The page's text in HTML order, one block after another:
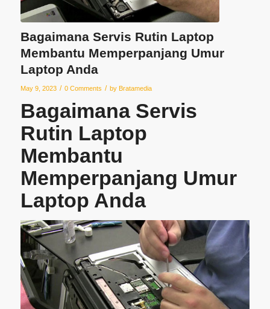
Bagaimana Servis Rutin Laptop
Membantu Memperpanjang Umur
Laptop Anda
May 9, 2023 / 0 Comments / by Bratamedia
Bagaimana Servis
Rutin Laptop
Membantu
Memperpanjang Umur
Laptop Anda